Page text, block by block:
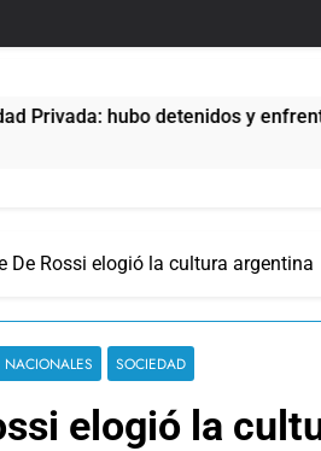
hubo detenidos y
De Rossi elogió la cultura argentina
NACIONALES SOCIEDAD
elogió la